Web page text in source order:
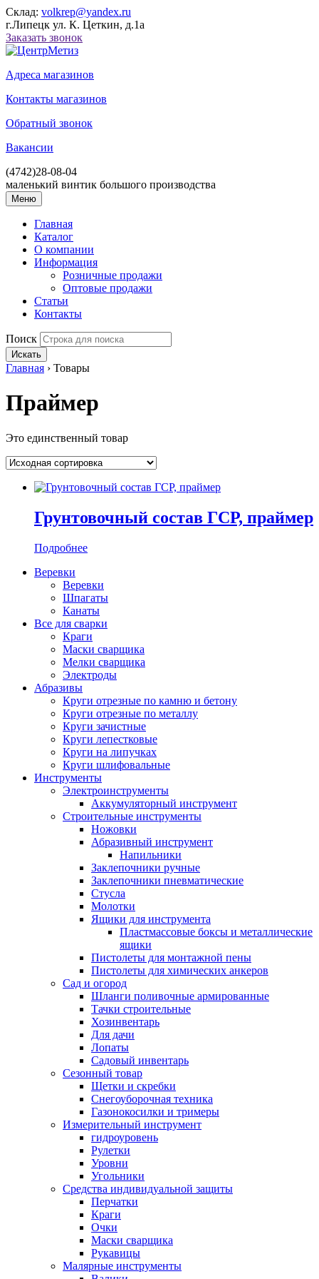
Склад: volkrep@yandex.ru
г.Липецк ул. К. Цеткин, д.1а
Заказать звонок
Адреса магазинов
Контакты магазинов
Обратный звонок
Вакансии
(4742)28-08-04
маленький винтик большого производства
Меню
Главная
Каталог
О компании
Информация
Розничные продажи
Оптовые продажи
Статьи
Контакты
Поиск
Искать
Главная › Товары
Праймер
Это единственный товар
Грунтовочный состав ГСР, праймер
Подробнее
Веревки
Веревки
Шпагаты
Канаты
Все для сварки
Краги
Маски сварщика
Мелки сварщика
Электроды
Абразивы
Круги отрезные по камню и бетону
Круги отрезные по металлу
Круги зачистные
Круги лепестковые
Круги на липучках
Круги шлифовальные
Инструменты
Электроинструменты
Аккумуляторный инструмент
Строительные инструменты
Ножовки
Абразивный инструмент
Напильники
Заклепочники ручные
Заклепочники пневматические
Стусла
Молотки
Ящики для инструмента
Пластмассовые боксы и металлические
ящики
Пистолеты для монтажной пены
Пистолеты для химических анкеров
Сад и огород
Шланги поливочные армированные
Тачки строительные
Хозинвентарь
Для дачи
Лопаты
Садовый инвентарь
Сезонный товар
Щетки и скребки
Снегоуборочная техника
Газонокосилки и тримеры
Измерительный инструмент
гидроуровень
Рулетки
Уровни
Угольники
Средства индивидуальной защиты
Перчатки
Краги
Очки
Маски сварщика
Рукавицы
Малярные инструменты